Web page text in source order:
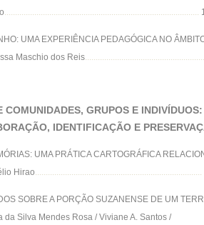
...........................................................................................
UMA EXPERIÊNCIA PEDAGÓGICA NO
Maschio dos Reis
COMUNIDADES, GRUPOS E INDIVÍDUOS:
IDENTIFICAÇÃO E
UMA PRÁTICA CARTOGRÁFICA
Hirao..............................................................................
SOBRE A PORÇÃO SUZANENSE DE UM
da Silva Mendes Rosa / Viviane A. Santos /